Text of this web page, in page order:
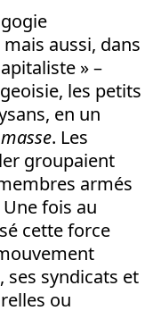
aussi, dans
» –
les petits
en un
masse. Les
groupaient
armés
fois au
cette force
ses syndicats et
ou